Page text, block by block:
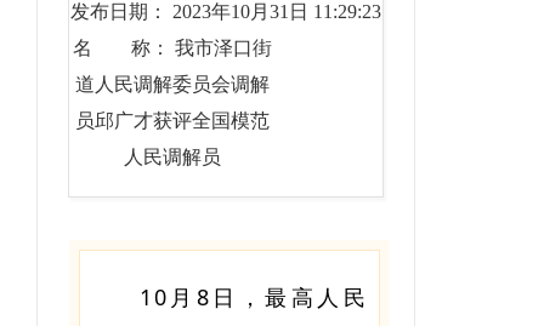
发布日期： 2023年10月31日 11:29:23
名 称： 我市泽口街
道人民调解委员会调解
员邱广才获评全国模范
人民调解员
10月8日，最高人民